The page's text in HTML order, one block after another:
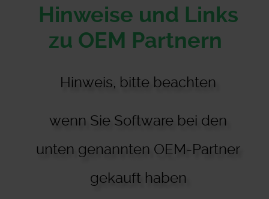
Hinweise und Links
zu OEM Partnern
Hinweis, bitte beachten
wenn Sie Software bei den
unten genannten OEM-Partner
gekauft haben